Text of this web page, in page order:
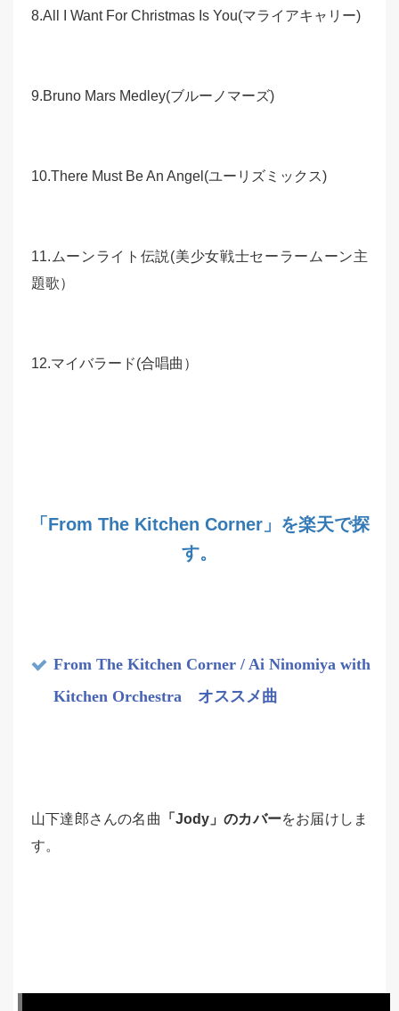
8.All I Want For Christmas Is You(マライアキャリー)
9.Bruno Mars Medley(ブルーノマーズ)
10.There Must Be An Angel(ユーリズミックス)
11.ムーンライト伝説(美少女戦士セーラームーン主
題歌）
12.マイバラード(合唱曲）
「From The Kitchen Corner」を楽天で探
す。
From The Kitchen Corner / Ai Ninomiya with
Kitchen Orchestra オススメ曲
山下達郎さんの名曲 「Jody」のカバーをお届けしま
す。